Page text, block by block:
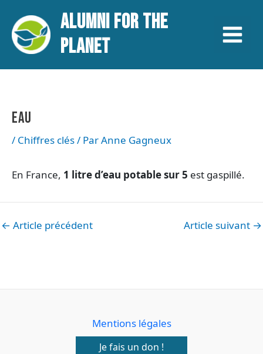
contenu
ALUMNI FOR THE
PLANET
Menu
EAU
/ Chiffres clés/ ParAnne Gagneux
En France, 1 litre d’eau potable sur 5 est gaspillé.
des
articles
← Article précédent Article suivant →
Mentions légales
Je fais un don !